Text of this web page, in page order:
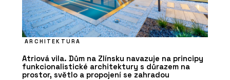
ARCHITEKTURA
Atriová vila. Dům na Zlínsku navazuje na principy
funkcionalistické architektury s důrazem na
prostor, světlo a propojení se zahradou